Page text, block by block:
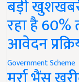
बड़ी
रहा है
आवेदन
Government Scheme